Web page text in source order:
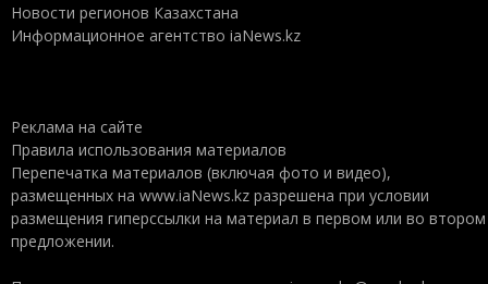
Новости регионов Казахстана
Информационное агентство iaNews.kz
Реклама на сайте
Правила использования материалов
Перепечатка материалов (включая фото и видео),
размещенных на www.iaNews.kz разрешена при условии
размещения гиперссылки на материал в первом или во втором
предложении.